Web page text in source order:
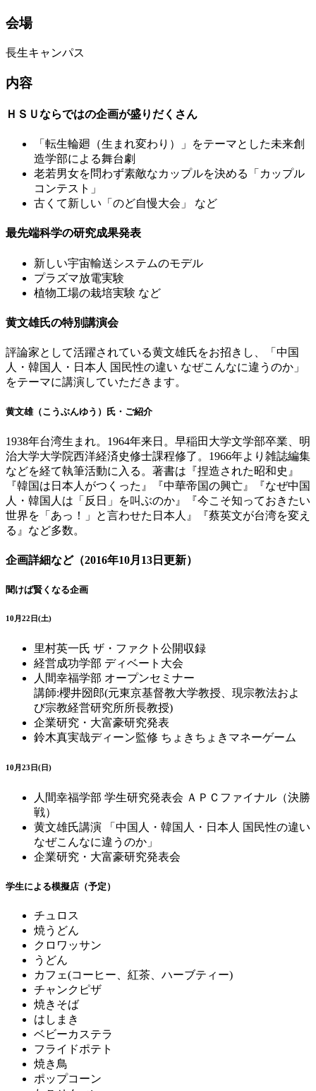
会場
長生キャンパス
内容
ＨＳＵならではの企画が盛りだくさん
「転生輪廻（生まれ変わり）」をテーマとした未来創
造学部による舞台劇
老若男女を問わず素敵なカップルを決める「カップル
コンテスト」
古くて新しい「のど自慢大会」 など
最先端科学の研究成果発表
新しい宇宙輸送システムのモデル
プラズマ放電実験
植物工場の栽培実験 など
黄文雄氏の特別講演会
評論家として活躍されている黄文雄氏をお招きし、「中国
人・韓国人・日本人 国民性の違い なぜこんなに違うのか」
をテーマに講演していただきます。
黄文雄（こうぶんゆう）氏・ご紹介
1938年台湾生まれ。1964年来日。早稲田大学文学部卒業、明
治大学大学院西洋経済史修士課程修了。1966年より雑誌編集
などを経て執筆活動に入る。著書は『捏造された昭和史』
『韓国は日本人がつくった』『中華帝国の興亡』『なぜ中国
人・韓国人は「反日」を叫ぶのか』『今こそ知っておきたい
世界を「あっ！」と言わせた日本人』『蔡英文が台湾を変え
る』など多数。
企画詳細など（2016年10月13日更新）
聞けば賢くなる企画
10月22日(土)
里村英一氏 ザ・ファクト公開収録
経営成功学部 ディベート大会
人間幸福学部 オープンセミナー
講師:櫻井圀郎(元東京基督教大学教授、現宗教法およ
び宗教経営研究所所長教授)
企業研究・大富豪研究発表
鈴木真実哉ディーン監修 ちょきちょきマネーゲーム
10月23日(日)
人間幸福学部 学生研究発表会 ＡＰＣファイナル（決勝
戦）
黄文雄氏講演 「中国人・韓国人・日本人 国民性の違い
なぜこんなに違うのか」
企業研究・大富豪研究発表会
学生による模擬店（予定）
チュロス
焼うどん
クロワッサン
うどん
カフェ(コーヒー、紅茶、ハーブティー)
チャンクピザ
焼きそば
はしまき
ベビーカステラ
フライドポテト
焼き鳥
ポップコーン